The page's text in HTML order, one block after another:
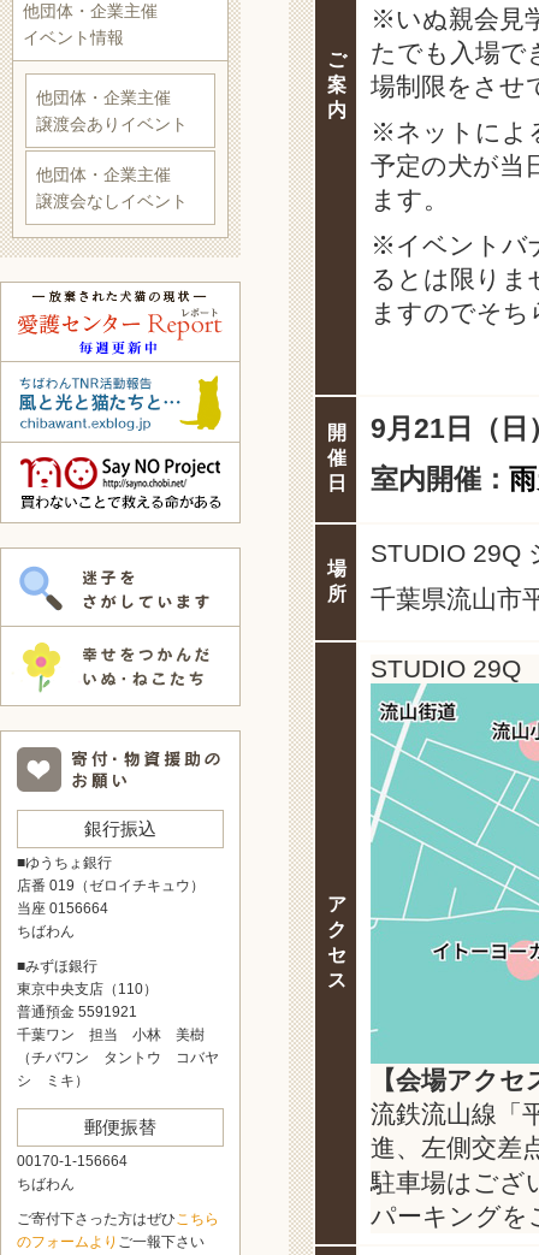
ご
案
内
※いぬ親会見
たでも入場で
場制限をさせ
※ネットによ
予定の犬が当
ます。
※イベントバ
るとは限りま
ますのでそ
開
催
日
9月21 日（
室内開催：
場
所
STUDIO 29Q
千葉県流山市
ア
ク
セ
ス
STUDIO 29Q
【会場アクセ
流鉄流山線「
進、左側交差
駐車場はござ
パーキングを
他団体・企業主催
イベント情報
他団体・企業主催
譲渡会ありイベント
他団体・企業主催
譲渡会なしイベント
銀行振込
■ゆうちょ銀行
店番 019（ゼロイチキュウ）
当座 0156664
ちばわん
■みずほ銀行
東京中央支店（110）
普通預金 5591921
千葉ワン 担当 小林 美樹
（チバワン タントウ コバヤ
シ ミキ）
郵便振替
00170-1-156664
ちばわん
ご寄付下さった方はぜひこちら
のフォームより ご一報下さい